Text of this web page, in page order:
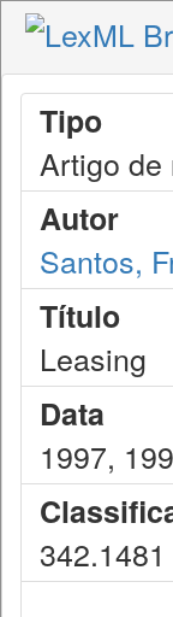
Tipo
Artigo de
Autor
Santos,
Título
Leasing
Data
1997,
342.1481